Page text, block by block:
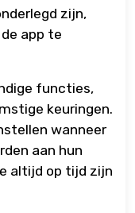
zijn,
app te
functies,
keuringen.
wanneer
aan hun
altijd op tijd zijn